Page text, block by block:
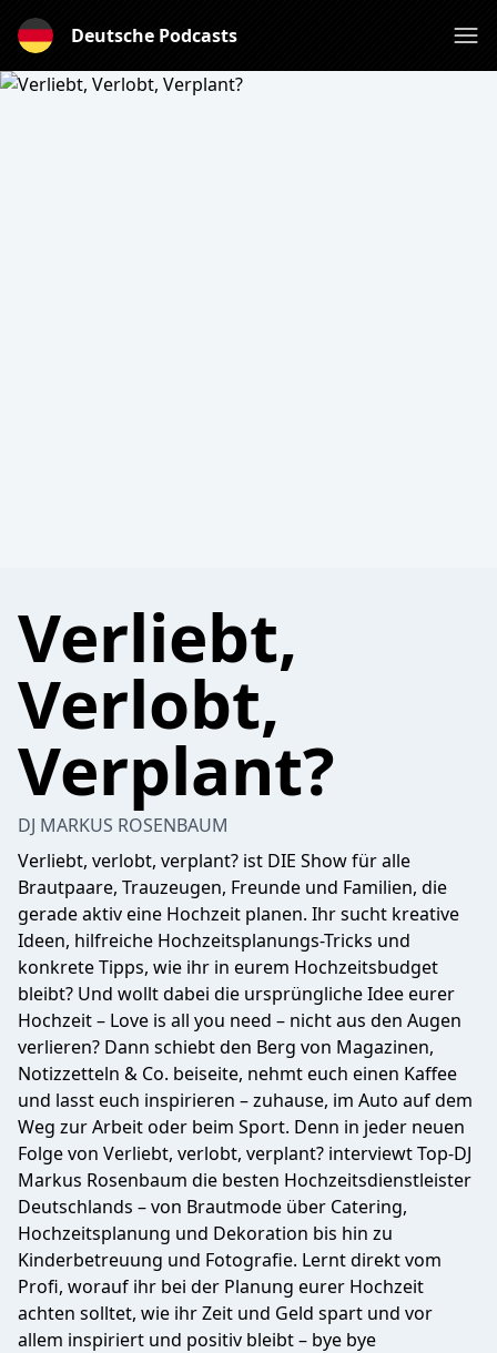
Deutsche Podcasts
Verliebt,
Verlobt,
Verplant?
DJ MARKUS ROSENBAUM
Verliebt, verlobt, verplant? ist DIE Show für alle
Brautpaare, Trauzeugen, Freunde und Familien, die
gerade aktiv eine Hochzeit planen. Ihr sucht kreative
Ideen, hilfreiche Hochzeitsplanungs-Tricks und
konkrete Tipps, wie ihr in eurem Hochzeitsbudget
bleibt? Und wollt dabei die ursprüngliche Idee eurer
Hochzeit – Love is all you need – nicht aus den Augen
verlieren? Dann schiebt den Berg von Magazinen,
Notizzetteln & Co. beiseite, nehmt euch einen Kaffee
und lasst euch inspirieren – zuhause, im Auto auf dem
Weg zur Arbeit oder beim Sport. Denn in jeder neuen
Folge von Verliebt, verlobt, verplant? interviewt Top-DJ
Markus Rosenbaum die besten Hochzeitsdienstleister
Deutschlands – von Brautmode über Catering,
Hochzeitsplanung und Dekoration bis hin zu
Kinderbetreuung und Fotografie. Lernt direkt vom
Profi, worauf ihr bei der Planung eurer Hochzeit
achten solltet, wie ihr Zeit und Geld spart und vor
allem inspiriert und positiv bleibt – bye bye